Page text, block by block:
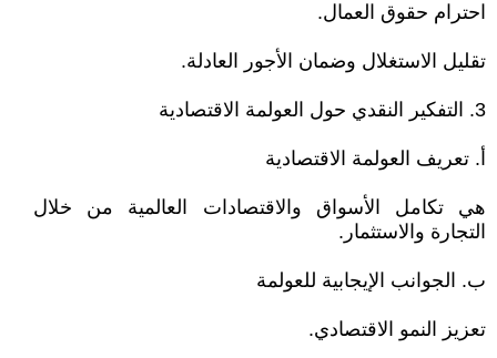
احترام حقوق العمال.
تقليل الاستغلال وضمان الأجور العادلة.
3. التفكير النقدي حول العولمة الاقتصادية
أ. تعريف العولمة الاقتصادية
هي تكامل الأسواق والاقتصادات العالمية من خلال
التجارة والاستثمار.
ب. الجوانب الإيجابية للعولمة
تعزيز النمو الاقتصادي.